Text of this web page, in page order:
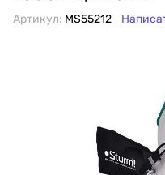
Артикул: MS55212